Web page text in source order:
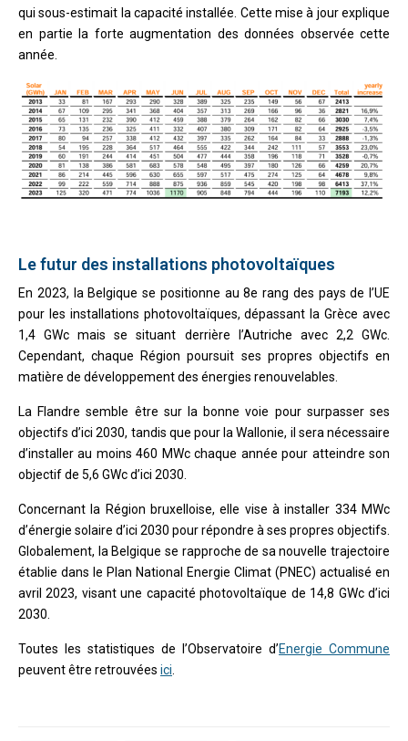
qui sous-estimait la capacité installée. Cette mise à jour explique
en partie la forte augmentation des données observée cette
année.
Le futur des installations photovoltaïques
En 2023, la Belgique se positionne au 8e rang des pays de l’UE
pour les installations photovoltaïques, dépassant la Grèce avec
1,4 GWc mais se situant derrière l’Autriche avec 2,2 GWc.
Cependant, chaque Région poursuit ses propres objectifs en
matière de développement des énergies renouvelables.
La Flandre semble être sur la bonne voie pour surpasser ses
objectifs d’ici 2030, tandis que pour la Wallonie, il sera nécessaire
d’installer au moins 460 MWc chaque année pour atteindre son
objectif de 5,6 GWc d’ici 2030.
Concernant la Région bruxelloise, elle vise à installer 334 MWc
d’énergie solaire d’ici 2030 pour répondre à ses propres objectifs.
Globalement, la Belgique se rapproche de sa nouvelle trajectoire
établie dans le Plan National Energie Climat (PNEC) actualisé en
avril 2023, visant une capacité photovoltaïque de 14,8 GWc d’ici
2030.
Toutes les statistiques de l’Observatoire d’Energie Commune
peuvent être retrouvées ici